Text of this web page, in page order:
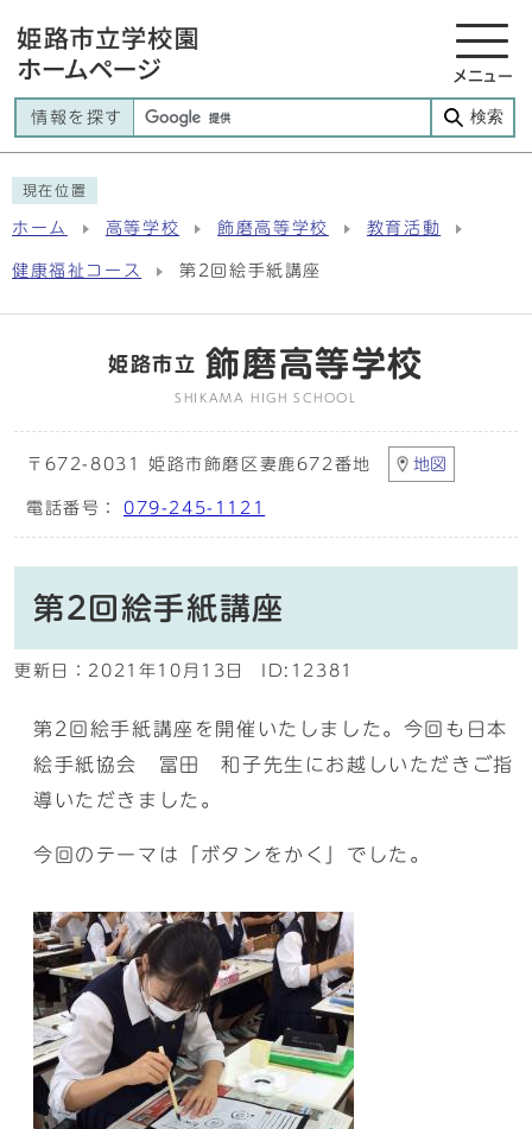
メニュー
情報を探す 検索
現在位置
ホーム 高等学校 飾磨高等学校 教育活動
健康福祉コース 第2回絵手紙講座
姫路市立 飾磨高等学校
SHIKAMA HIGH SCHOOL
〒672-8031 姫路市飾磨区妻鹿672番地 地図
電話番号： 079-245-1121
第2回絵手紙講座
更新日： 2021年10月13日 ID:12381
第2回絵手紙講座を開催いたしました。今回も日本
絵手紙協会 冨田 和子先生にお越しいただきご指
導いただきました。
今回のテーマは「ボタンをかく」でした。